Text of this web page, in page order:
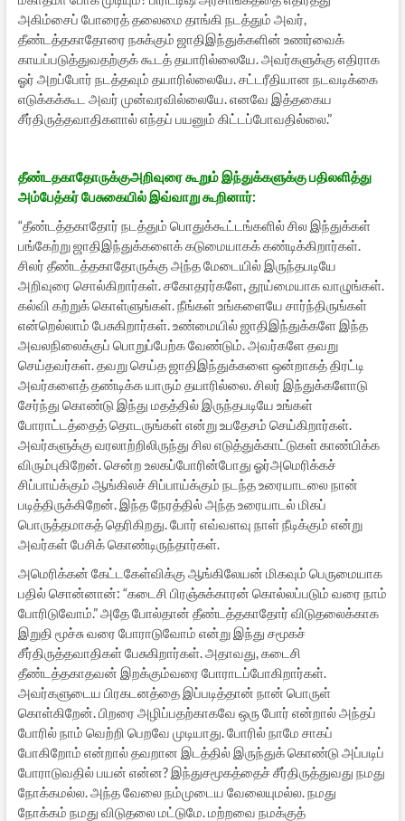
அகிம்சைப் போரைத் தலைமை தாங்கி நடத்தும் அவர்,
தீண்டத்தகாதோரை நசுக்கும் ஜாதிஇந்துக்களின் உணர்வைக்
காயப்படுத்துவதற்குக் கூடத் தயாரில்லையே. அவர்களுக்கு எதிராக
ஓர் அறப்போர் நடத்தவும் தயாரில்லையே. சட்டரீதியான நடவடிக்கை
எடுக்கக்கூட அவர் முன்வரவில்லையே. எனவே இத்தகைய
சீர்திருத்தவாதிகளால் எந்தப் பயனும் கிட்டப்போவதில்லை.”
தீண்டதகாதோருக்குஅறிவுரை கூறும் இந்துக்களுக்கு பதிலளித்து
அம்பேத்கர் பேசுகையில் இவ்வாறு கூறினார்:
“தீண்டத்தகாதோர் நடத்தும் பொதுக்கூட்டங்களில் சில இந்துக்கள்
பங்கேற்று ஜாதிஇந்துக்களைக் கடுமையாகக் கண்டிக்கிறார்கள்.
சிலர் தீண்டத்தகாதோருக்கு அந்த மேடையில் இருந்தபடியே
அறிவுரை சொல்கிறார்கள். சகோதரர்களே, தூய்மையாக வாழுங்கள்.
கல்வி கற்றுக் கொள்ளுங்கள். நீங்கள் உங்களையே சார்ந்திருங்கள்
என்றெல்லாம் பேசுகிறார்கள். உண்மையில் ஜாதிஇந்துக்களே இந்த
அவலநிலைக்குப் பொறுப்பேற்க வேண்டும். அவர்களே தவறு
செய்தவர்கள். தவறு செய்த ஜாதிஇந்துக்களை ஒன்றாகத் திரட்டி
அவர்களைத் தண்டிக்க யாரும் தயாரில்லை. சிலர் இந்துக்களோடு
சேர்ந்து கொண்டு இந்து மதத்தில் இருந்தபடியே உங்கள்
போராட்டத்தைத் தொடருங்கள் என்று உபதேசம் செய்கிறார்கள்.
அவர்களுக்கு வரலாற்றிலிருந்து சில எடுத்துக்காட்டுகள் காண்பிக்க
விரும்புகிறேன். சென்ற உலகப்போரின்போது ஓர்அமெரிக்கச்
சிப்பாய்க்கும் ஆங்கிலச் சிப்பாய்க்கும் நடந்த உரையாடலை நான்
படித்திருக்கிறேன். இந்த நேரத்தில் அந்த உரையாடல் மிகப்
பொருத்தமாகத் தெரிகிறது. போர் எவ்வளவு நாள் நீடிக்கும் என்று
அவர்கள் பேசிக் கொண்டிருந்தார்கள்.
அமெரிக்கன் கேட்டகேள்விக்கு ஆங்கிலேயன் மிகவும் பெருமையாக
பதில் சொன்னான்: “கடைசி பிரஞ்சுக்காரன் கொல்லப்படும் வரை நாம்
போரிடுவோம்.” அதே போல்தான் தீண்டத்தகாதோர் விடுதலைக்காக
இறுதி மூச்சு வரை போராடுவோம் என்று இந்து சமூகச்
சீர்திருத்தவாதிகள் பேசுகிறார்கள். அதாவது, கடைசி
தீண்டத்தகாதவன் இறக்கும்வரை போராடப்போகிறார்கள்.
அவர்களுடைய பிரகடனத்தை இப்படித்தான் நான் பொருள்
கொள்கிறேன். பிறரை அழிப்பதற்காகவே ஒரு போர் என்றால் அந்தப்
போரில் நாம் வெற்றி பெறவே முடியாது. போரில் நாமே சாகப்
போகிறோம் என்றால் தவறான இடத்தில் இருந்துக் கொண்டு அப்படிப்
போராடுவதில் பயன் என்ன? இந்துசமூகத்தைச் சீர்திருத்துவது நமது
நோக்கமல்ல. அந்த வேலை நம்முடைய வேலையுமல்ல. நமது
நோக்கம் நமது விடுதலை மட்டுமே. மற்றவை நமக்குத்